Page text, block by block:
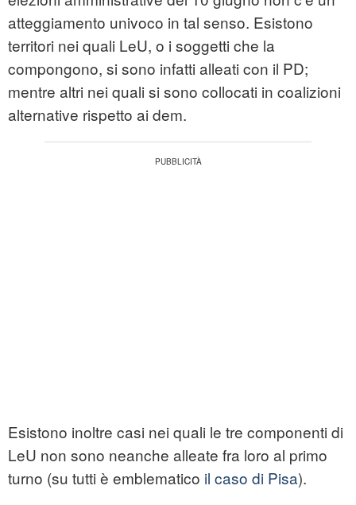
atteggiamento univoco in tal senso. Esistono
territori nei quali LeU, o i soggetti che la
compongono, si sono infatti alleati con il PD;
mentre altri nei quali si sono collocati in coalizioni
alternative rispetto ai dem.
Esistono inoltre casi nei quali le tre componenti di
LeU non sono neanche alleate fra loro al primo
turno (su tutti è emblematico il caso di Pisa).